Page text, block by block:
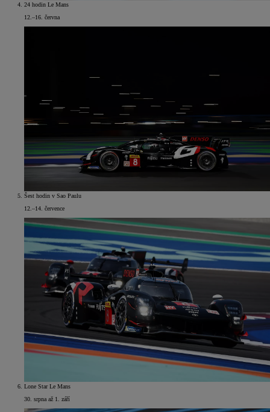
24 hodin Le Mans
12.–16. června
Šest hodin v Sao Paulu
12.–14. července
Lone Star Le Mans
30. srpna až 1. září